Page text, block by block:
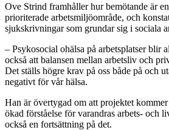
Ove Strind framhåller hur bemötande är
prioriterade arbetsmiljöområde, och
sjukskrivningar som grundar sig i sociala
– Psykosocial ohälsa på arbetsplatser blir
också att balansen mellan arbetsliv och
Det ställs högre krav på oss både på och
negativt för vår hälsa.
Han är övertygad om att projektet
ökad förståelse för varandras arbets- och
också en fortsättning på det.